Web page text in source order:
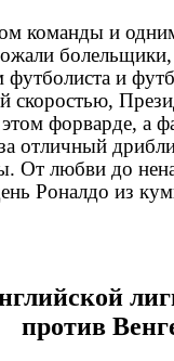
команды и
футболиста и
скоростью,
форварде, а
отличный
От любви до
Роналдо из
против